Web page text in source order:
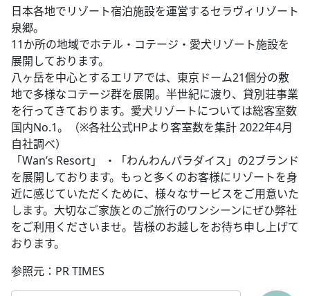
日本各地でリゾート宿泊施設を運営するセラヴィリゾート
泉郷。
11か所の地域でホテル・コテージ・愛犬リゾート施設を
展開しております。
八ヶ岳を中心とするエリアでは、東京ドーム21個分の敷
地で多様なコテージ群を展開。半世紀に渡り、貸別荘事業
を行ってきております。愛犬リゾートについては総客室数
国内No.1。（※各社公式HPより客室数を集計 2022年4月
自社調べ）
「Wan’s Resort」 ・「わんわんパラダイス」の2ブランド
を展開しております。もっと多くのお客様にリゾートを身
近に感じていただくために、様々なサービスをご用意いた
します。大切なご家族とのご旅行のワンシーンにぜひ弊社
をご利用くださいませ。皆様のお越しをお待ち申し上げて
おります。
参照元：PR TIMES